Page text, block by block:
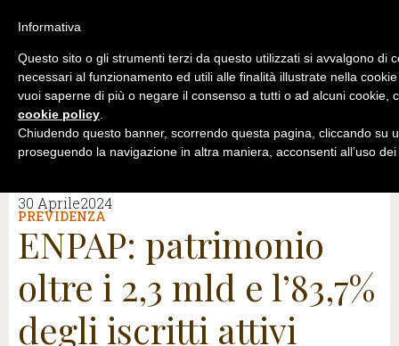
30 Aprile2024
PREVIDENZA
ENPAP: patrimonio
oltre i 2,3 mld e l’83,7%
degli iscritti attivi
Informativa
Questo sito o gli strumenti terzi da questo utilizzati si avvalgono di
necessari al funzionamento ed utili alle finalità illustrate nella
vuoi saperne di più o negare il consenso a tutti o ad alcuni cookie,
cookie policy.
Chiudendo questo banner, scorrendo questa pagina, cliccando su
proseguendo la navigazione in altra maniera, acconsenti all’uso